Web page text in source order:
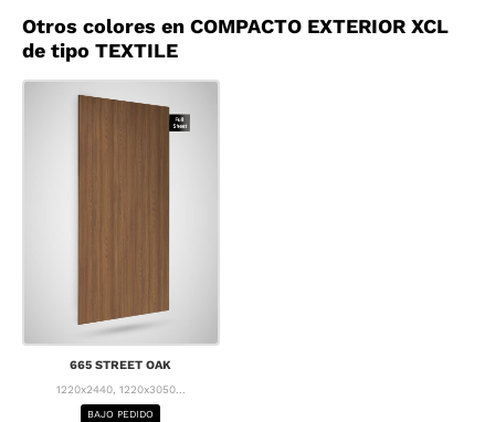
Otros colores en COMPACTO EXTERIOR XCL
de tipo TEXTILE
665 STREET OAK
1220x2440, 1220x3050...
BAJO PEDIDO